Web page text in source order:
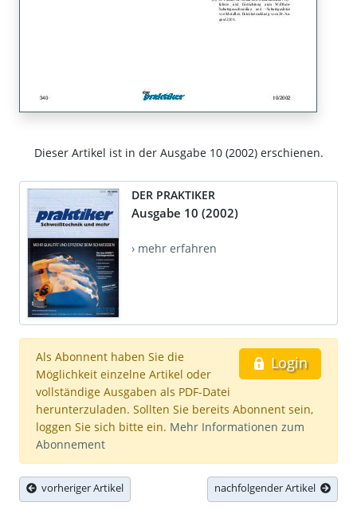
Dieser Artikel ist in der Ausgabe 10 (2002) erschienen.
DER PRAKTIKER
Ausgabe 10 (2002)
› mehr erfahren
Login
Als Abonnent haben Sie die
Möglichkeit einzelne Artikel oder
vollständige Ausgaben als PDF-Datei
herunterzuladen. Sollten Sie bereits Abonnent sein,
loggen Sie sich bitte ein. Mehr Informationen zum
Abonnement
vorheriger Artikel nachfolgender Artikel